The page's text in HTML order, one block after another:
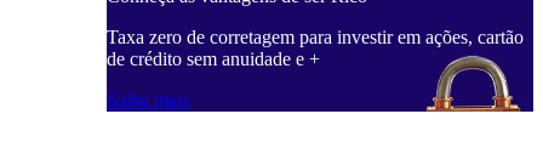
Taxa zero de corretagem para investir em ações, cartão
de crédito sem anuidade e +
Saiba mais